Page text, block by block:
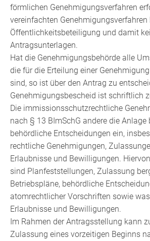
förmlichen Genehmigungsverfahren
vereinfachten Genehmigungsverfahren
Öffentlichkeitsbeteiligung und damit
Antragsunterlagen.
Hat die Genehmigungsbehörde alle
die für die Erteilung einer
sind, so ist über den Antrag zu
Genehmigungsbescheid ist schriftlich
Die immissionsschutzrechtliche
nach § 13 BImSchG andere die Anlage
behördliche Entscheidungen ein,
rechtliche Genehmigungen,
Erlaubnisse und Bewilligungen.
sind Planfeststellungen, Zulassung
Betriebspläne, behördliche
atomrechtlicher Vorschriften sowie
Erlaubnisse und Bewilligungen.
Im Rahmen der Antragsstellung kann
Zulassung eines vorzeitigen Beginns